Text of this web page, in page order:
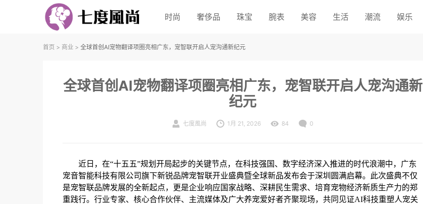
时尚 奢侈品 珠宝 腕表 美容 生活 潮流 娱乐
首页 > 商业 > 全球首创AI宠物翻译项圈亮相广东，宠智联开启人宠沟通新纪元
全球首创AI宠物翻译项圈亮相广东，宠智联开启人宠沟通新
纪元
七度風尚 1月 21, 2026 84 0
近日，在“十五五”规划开局起步的关键节点，在科技强国、数字经济深入推进的时代浪潮中，广东
宠音智能科技有限公司旗下新锐品牌宠智联开业盛典暨全球新品发布会于深圳圆满启幕。此次盛典不仅
是宠智联品牌发展的全新起点，更是企业响应国家战略、深耕民生需求、培育宠物经济新质生产力的郑
重践行。行业专家、核心合作伙伴、主流媒体及广大养宠爱好者齐聚现场，共同见证AI科技重塑人宠关